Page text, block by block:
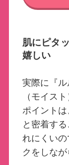
肌にピタ
嬉しい
実際に『
（モイス
ポイント
と密着す
れにくい
クをしなが